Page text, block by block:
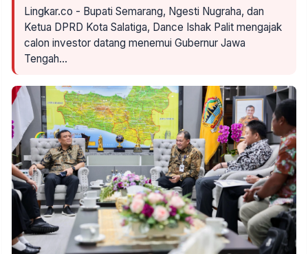
Lingkar.co - Bupati Semarang, Ngesti Nugraha, dan
Ketua DPRD Kota Salatiga, Dance Ishak Palit mengajak
calon investor datang menemui Gubernur Jawa
Tengah…